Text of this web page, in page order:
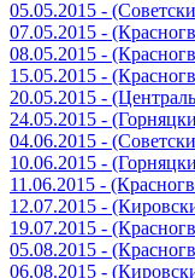
05.05.2015 -
07.05.2015 -
08.05.2015 -
15.05.2015 -
20.05.2015 -
24.05.2015 -
04.06.2015 -
10.06.2015 -
11.06.2015 -
12.07.2015 -
19.07.2015 -
05.08.2015 -
06.08.2015 -